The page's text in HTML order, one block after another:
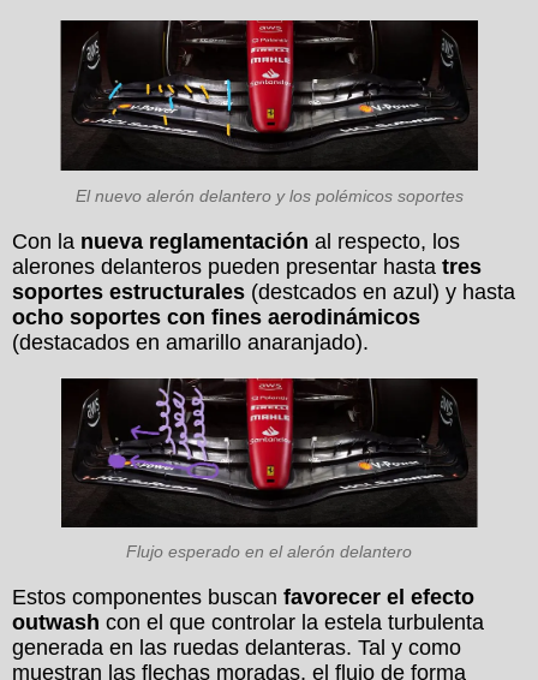
El nuevo alerón delantero y los polémicos soportes
Con la nueva reglamentación al respecto, los
alerones delanteros pueden presentar hasta tres
soportes estructurales (destcados en azul) y hasta
ocho soportes con fines aerodinámicos
(destacados en amarillo anaranjado).
Flujo esperado en el alerón delantero
Estos componentes buscan favorecer el efecto
outwash con el que controlar la estela turbulenta
generada en las ruedas delanteras. Tal y como
muestran las flechas moradas, el flujo de forma